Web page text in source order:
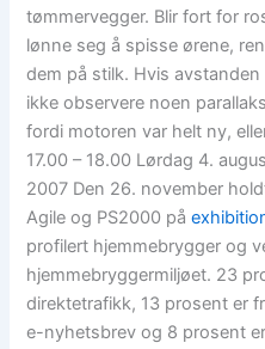
tømmervegger. Blir fort for
lønne seg å spisse ørene,
dem på stilk. Hvis
ikke observere noen
fordi motoren var helt ny,
17.00 – 18.00 Lørdag 4.
2007 Den 26. november
Agile og PS2000 på
profilert hjemmebrygger og
hjemmebryggermiljøet. 23
direktetrafikk, 13 prosent er
e-nyhetsbrev og 8 prosent